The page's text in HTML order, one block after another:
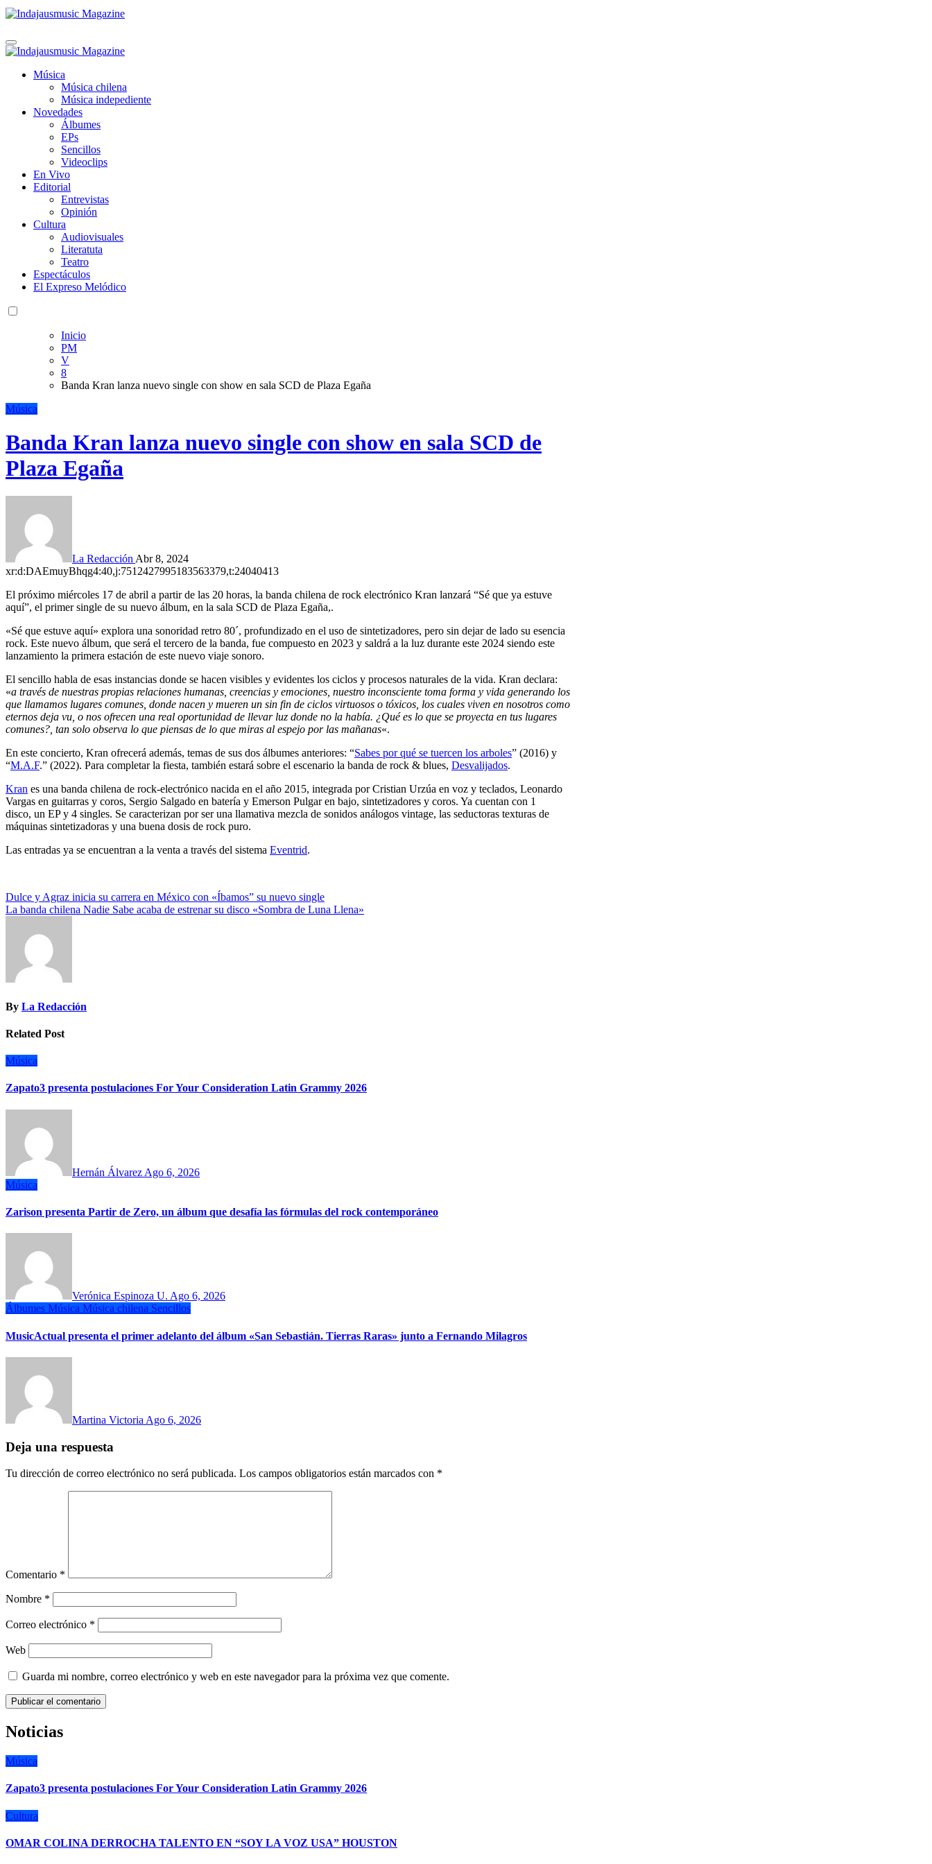
Música, Cultura y Espectáculos
Música
Música chilena
Música indepediente
Novedades
Álbumes
EPs
Sencillos
Videoclips
En Vivo
Editorial
Entrevistas
Opinión
Cultura
Audiovisuales
Literatuta
Teatro
Espectáculos
El Expreso Melódico
Inicio
PM
V
8
Banda Kran lanza nuevo single con show en sala SCD de Plaza Egaña
Música
Banda Kran lanza nuevo single con show en sala SCD de
Plaza Egaña
La Redacción Abr 8, 2024
xr:d:DAEmuyBhqg4:40,j:7512427995183563379,t:24040413
El próximo miércoles 17 de abril a partir de las 20 horas, la banda chilena de rock electrónico Kran lanzará “Sé que ya estuve
aquí”, el primer single de su nuevo álbum, en la sala SCD de Plaza Egaña,.
«Sé que estuve aquí» explora una sonoridad retro 80´, profundizado en el uso de sintetizadores, pero sin dejar de lado su esencia
rock. Este nuevo álbum, que será el tercero de la banda, fue compuesto en 2023 y saldrá a la luz durante este 2024 siendo este
lanzamiento la primera estación de este nuevo viaje sonoro.
El sencillo habla de esas instancias donde se hacen visibles y evidentes los ciclos y procesos naturales de la vida. Kran declara:
«a través de nuestras propias relaciones humanas, creencias y emociones, nuestro inconsciente toma forma y vida generando los
que llamamos lugares comunes, donde nacen y mueren un sin fin de ciclos virtuosos o tóxicos, los cuales viven en nosotros como
eternos deja vu, o nos ofrecen una real oportunidad de llevar luz donde no la había. ¿Qué es lo que se proyecta en tus lugares
comunes?, tan solo observa lo que piensas de lo que miras al espejo por las mañanas«.
En este concierto, Kran ofrecerá además, temas de sus dos álbumes anteriores: “Sabes por qué se tuercen los arboles” (2016) y
“M.A.F.” (2022). Para completar la fiesta, también estará sobre el escenario la banda de rock & blues, Desvalijados.
Kran es una banda chilena de rock-electrónico nacida en el año 2015, integrada por Cristian Urzúa en voz y teclados, Leonardo
Vargas en guitarras y coros, Sergio Salgado en batería y Emerson Pulgar en bajo, sintetizadores y coros. Ya cuentan con 1
disco, un EP y 4 singles. Se caracterizan por ser una llamativa mezcla de sonidos análogos vintage, las seductoras texturas de
máquinas sintetizadoras y una buena dosis de rock puro.
Las entradas ya se encuentran a la venta a través del sistema Eventrid.
Navegación
de
entradas
Dulce y Agraz inicia su carrera en México con «Íbamos” su nuevo single
La banda chilena Nadie Sabe acaba de estrenar su disco «Sombra de Luna Llena»
By La Redacción
Related Post
Música
Zapato3 presenta postulaciones For Your Consideration Latin Grammy 2026
Hernán Álvarez Ago 6, 2026
Música
Zarison presenta Partir de Zero, un álbum que desafía las fórmulas del rock contemporáneo
Verónica Espinoza U. Ago 6, 2026
Álbumes Música Música chilena Sencillos
MusicActual presenta el primer adelanto del álbum «San Sebastián. Tierras Raras» junto a Fernando Milagros
Martina Victoria Ago 6, 2026
Deja una respuesta
Tu dirección de correo electrónico no será publicada. Los campos obligatorios están marcados con *
Comentario *
Nombre *
Correo electrónico *
Web
Guarda mi nombre, correo electrónico y web en este navegador para la próxima vez que comente.
Noticias
Música
Zapato3 presenta postulaciones For Your Consideration Latin Grammy 2026
Cultura
OMAR COLINA DERROCHA TALENTO EN “SOY LA VOZ USA” HOUSTON